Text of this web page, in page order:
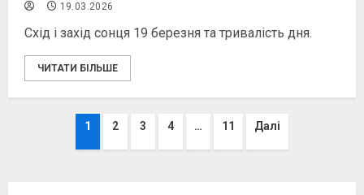
19.03.2026
Схід і захід сонця 19 березня та тривалість дня.
ЧИТАТИ БІЛЬШЕ
Пагінація
1 2 3 4 … 11 Далі